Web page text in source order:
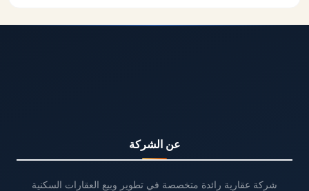
عن الشركة
شركة عقارية رائدة متخصصة في تطوير وبيع العقارات السكنية